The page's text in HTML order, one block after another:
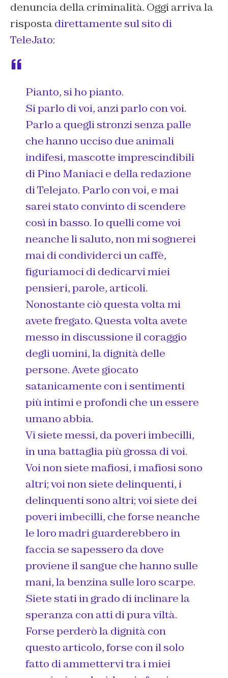
denuncia della criminalità. Oggi arriva la
rispostadirettamente sul sito di
TeleJato:
Pianto, si ho pianto.
Si parlo di voi, anzi parlo con voi.
Parlo a quegli stronzi senza palle
che hanno ucciso due animali
indifesi, mascotte imprescindibili
di Pino Maniaci e della redazione
di Telejato. Parlo con voi, e mai
sarei stato convinto di scendere
così in basso. Io quelli come voi
neanche li saluto, non mi sognerei
mai di condividerci un caffè,
figuriamoci di dedicarvi miei
pensieri, parole, articoli.
Nonostante ciò questa volta mi
avete fregato. Questa volta avete
messo in discussione il coraggio
degli uomini, la dignità delle
persone. Avete giocato
satanicamente con i sentimenti
più intimi e profondi che un essere
umano abbia.
Vi siete messi, da poveri imbecilli,
in una battaglia più grossa di voi.
Voi non siete mafiosi, i mafiosi sono
altri; voi non siete delinquenti, i
delinquenti sono altri; voi siete dei
poveri imbecilli, che forse neanche
le loro madri guarderebbero in
faccia se sapessero da dove
proviene il sangue che hanno sulle
mani, la benzina sulle loro scarpe.
Siete stati in grado di inclinare la
speranza con atti di pura viltà.
Forse perderò la dignità con
questo articolo, forse con il solo
fatto di ammettervi tra i miei